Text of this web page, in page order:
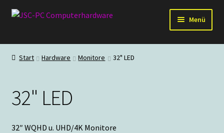
Zur
Zum
Menü
Hardware
Staubschutz
Outlet
Start Hardware Monitore 32" LED
32" LED
32″ WQHD u. UHD/4K Monitore